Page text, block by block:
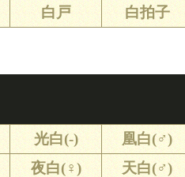
白戸 白拍子
光白(-)
凰白(♂)
夜白(♀)
天白(♂)